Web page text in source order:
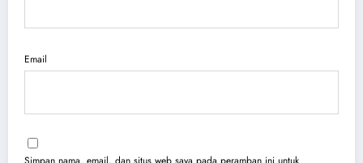
Email